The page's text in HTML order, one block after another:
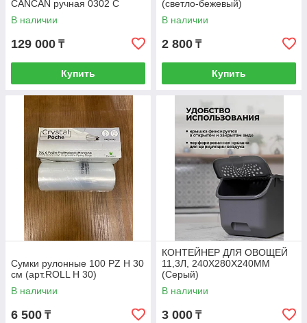
CANCAN ручная 0302 С
В наличии
129 000 ₸
Купить
(светло-бежевый)
В наличии
2 800 ₸
Купить
Сумки рулонные 100 PZ H 30
см (арт.ROLL H 30)
В наличии
6 500 ₸
КОНТЕЙНЕР ДЛЯ ОВОЩЕЙ
11,3Л, 240Х280Х240ММ
(Серый)
В наличии
3 000 ₸